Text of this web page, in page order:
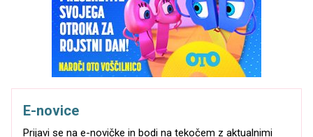
E-novice
Prijavi se na e-novičke in bodi na tekočem z aktualnimi